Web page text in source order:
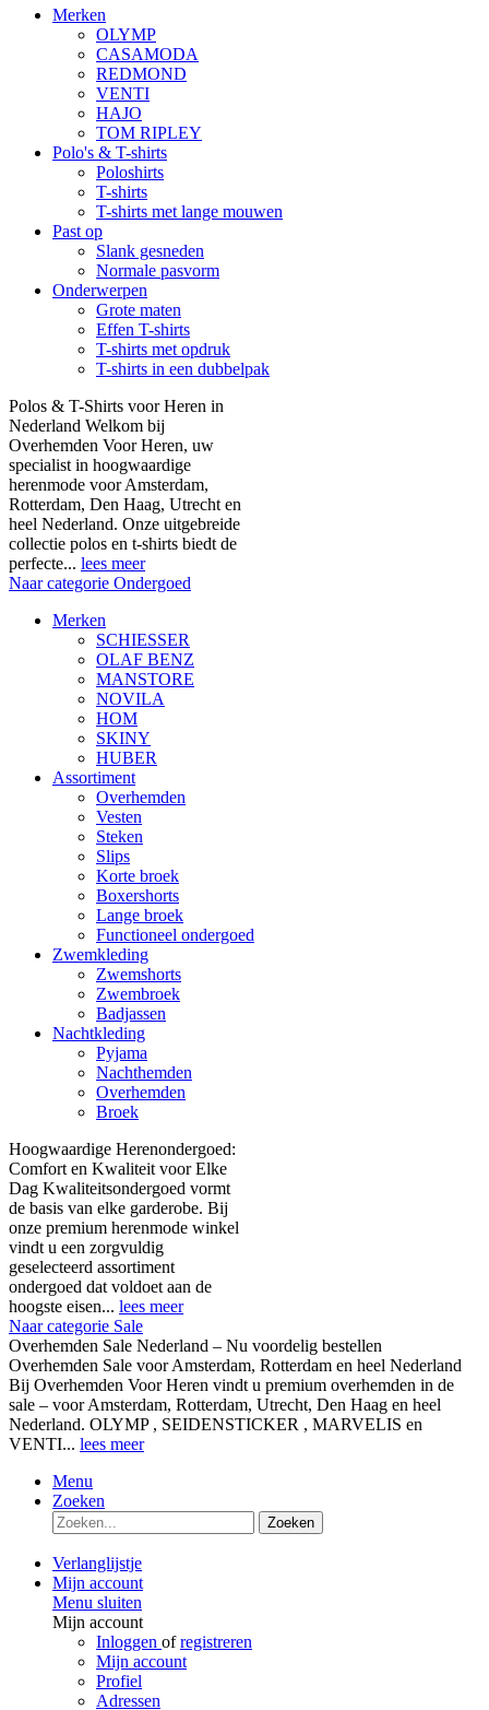
Merken
OLYMP
CASAMODA
REDMOND
VENTI
HAJO
TOM RIPLEY
Polo's & T-shirts
Poloshirts
T-shirts
T-shirts met lange mouwen
Past op
Slank gesneden
Normale pasvorm
Onderwerpen
Grote maten
Effen T-shirts
T-shirts met opdruk
T-shirts in een dubbelpak
Polos & T-Shirts voor Heren in
Nederland Welkom bij
Overhemden Voor Heren, uw
specialist in hoogwaardige
herenmode voor Amsterdam,
Rotterdam, Den Haag, Utrecht en
heel Nederland. Onze uitgebreide
collectie polos en t-shirts biedt de
perfecte... lees meer
Naar categorie Ondergoed
Merken
SCHIESSER
OLAF BENZ
MANSTORE
NOVILA
HOM
SKINY
HUBER
Assortiment
Overhemden
Vesten
Steken
Slips
Korte broek
Boxershorts
Lange broek
Functioneel ondergoed
Zwemkleding
Zwemshorts
Zwembroek
Badjassen
Nachtkleding
Pyjama
Nachthemden
Overhemden
Broek
Hoogwaardige Herenondergoed:
Comfort en Kwaliteit voor Elke
Dag Kwaliteitsondergoed vormt
de basis van elke garderobe. Bij
onze premium herenmode winkel
vindt u een zorgvuldig
geselecteerd assortiment
ondergoed dat voldoet aan de
hoogste eisen... lees meer
Naar categorie Sale
Overhemden Sale Nederland – Nu voordelig bestellen
Overhemden Sale voor Amsterdam, Rotterdam en heel Nederland
Bij Overhemden Voor Heren vindt u premium overhemden in de
sale – voor Amsterdam, Rotterdam, Utrecht, Den Haag en heel
Nederland. OLYMP , SEIDENSTICKER , MARVELIS en
VENTI... lees meer
Menu
Zoeken
Zoeken
Verlanglijstje
Mijn account
Menu sluiten
Mijn account
Inloggen ofregistreren
Mijn account
Profiel
Adressen